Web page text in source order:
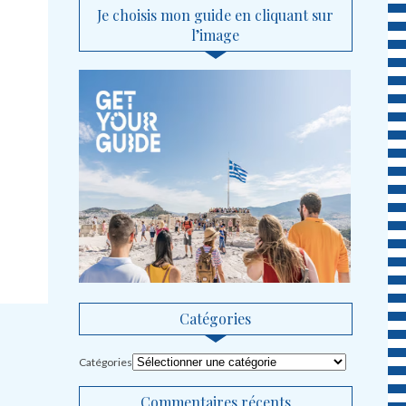
Je choisis mon guide en cliquant sur
l’image
Catégories
Catégories
Commentaires récents